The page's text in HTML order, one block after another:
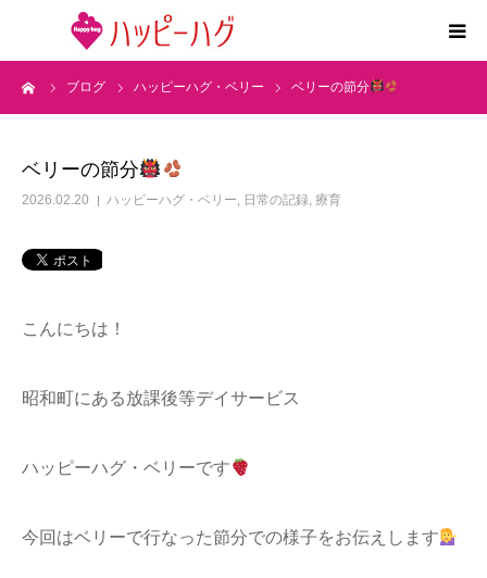
ブログ ハッピーハグ・ベリー ベリーの節分
ベリーの節分
2026.02.20 ハッピーハグ・ベリー, 日常の記録, 療育
こんにちは！
昭和町にある放課後等デイサービス
ハッピーハグ・ベリーです
今回はベリーで行なった節分での様子をお伝えします
2つの特徴
求人情報
運営会社